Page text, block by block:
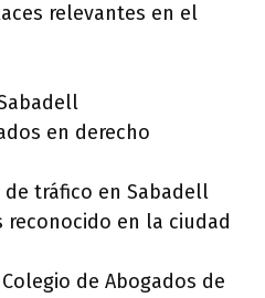
relevantes en el
en derecho
tráfico en Sabadell
reconocido en la ciudad
de Abogados de